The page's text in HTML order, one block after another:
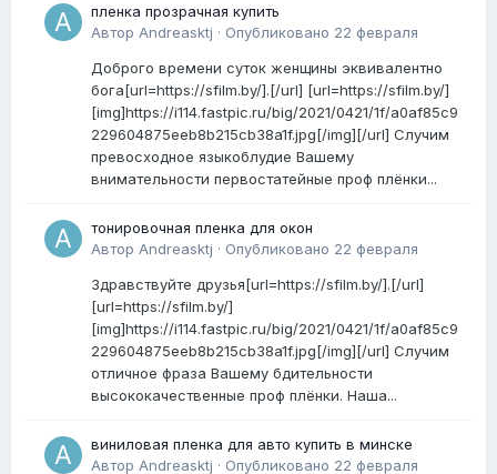
пленка прозрачная купить
Автор Andreasktj · Опубликовано 22 февраля
Доброго времени суток женщины эквивалентно
бога[url=https://sfilm.by/].[/url] [url=https://sfilm.by/]
[img]https://i114.fastpic.ru/big/2021/0421/1f/a0af85c9
229604875eeb8b215cb38a1f.jpg[/img][/url] Случим
превосходное языкоблудие Вашему
внимательности первостатейные проф плёнки...
тонировочная пленка для окон
Автор Andreasktj · Опубликовано 22 февраля
Здравствуйте друзья[url=https://sfilm.by/].[/url]
[url=https://sfilm.by/]
[img]https://i114.fastpic.ru/big/2021/0421/1f/a0af85c9
229604875eeb8b215cb38a1f.jpg[/img][/url] Случим
отличное фраза Вашему бдительности
высококачественные проф плёнки. Наша...
виниловая пленка для авто купить в минске
Автор Andreasktj · Опубликовано 22 февраля